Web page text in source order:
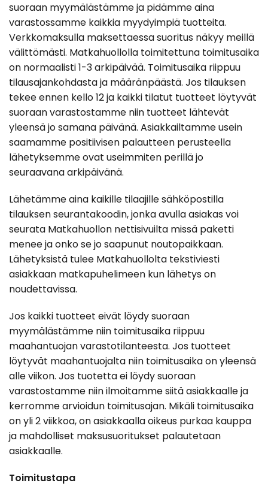
suoraan myymälästämme ja pidämme aina
varastossamme kaikkia myydyimpiä tuotteita.
Verkkomaksulla maksettaessa suoritus näkyy meillä
välittömästi. Matkahuollolla toimitettuna toimitusaika
on normaalisti 1-3 arkipäivää. Toimitusaika riippuu
tilausajankohdasta ja määränpäästä. Jos tilauksen
tekee ennen kello 12 ja kaikki tilatut tuotteet löytyvät
suoraan varastostamme niin tuotteet lähtevät
yleensä jo samana päivänä. Asiakkailtamme usein
saamamme positiivisen palautteen perusteella
lähetyksemme ovat useimmiten perillä jo
seuraavana arkipäivänä.
Lähetämme aina kaikille tilaajille sähköpostilla
tilauksen seurantakoodin, jonka avulla asiakas voi
seurata Matkahuollon nettisivuilta missä paketti
menee ja onko se jo saapunut noutopaikkaan.
Lähetyksistä tulee Matkahuollolta tekstiviesti
asiakkaan matkapuhelimeen kun lähetys on
noudettavissa.
Jos kaikki tuotteet eivät löydy suoraan
myymälästämme niin toimitusaika riippuu
maahantuojan varastotilanteesta. Jos tuotteet
löytyvät maahantuojalta niin toimitusaika on yleensä
alle viikon. Jos tuotetta ei löydy suoraan
varastostamme niin ilmoitamme siitä asiakkaalle ja
kerromme arvioidun toimitusajan. Mikäli toimitusaika
on yli 2 viikkoa, on asiakkaalla oikeus purkaa kauppa
ja mahdolliset maksusuoritukset palautetaan
asiakkaalle.
Toimitustapa